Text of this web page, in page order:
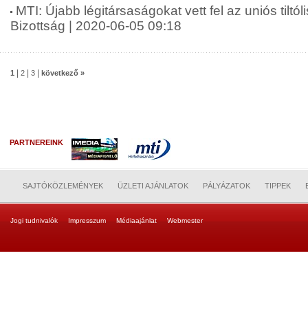
MTI: Újabb légitársaságokat vett fel az uniós
Bizottság | 2020-06-05 09:18
1 2 3 következő »
PARTNEREINK
SAJTÓKÖZLEMÉNYEK ÜZLETI AJÁNLATOK PÁLYÁZATOK TIPPEK
Jogi tudnivalók Impresszum Médiaajánlat Webmester